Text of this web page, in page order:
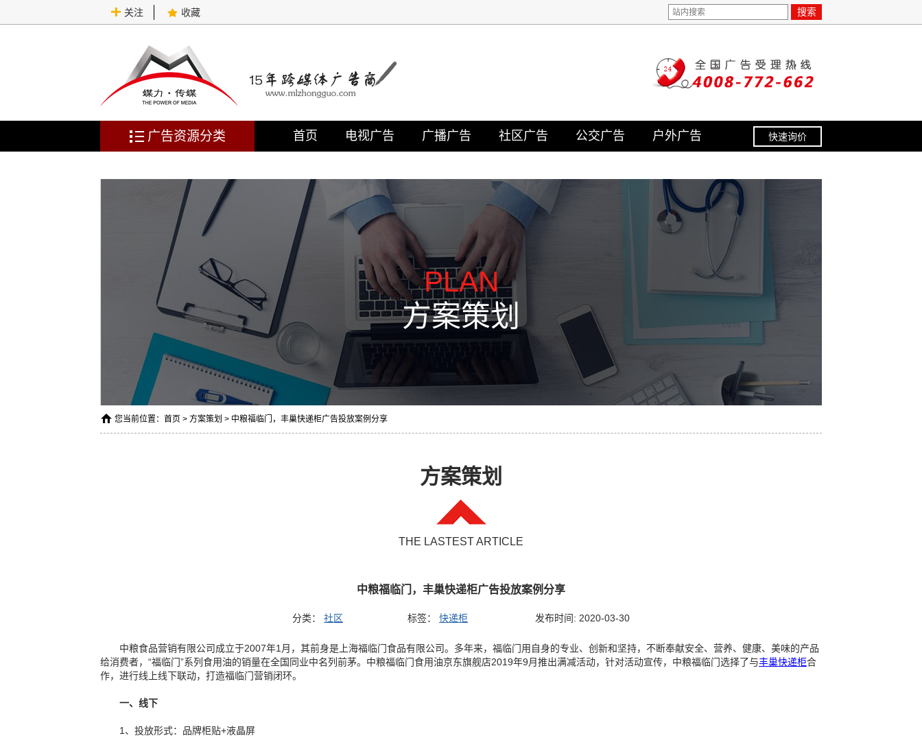
关注 收藏 搜索
广告资源分类 首页 电视广告 广播广告 社区广告 公交广告 户外广告 快速询价
PLAN
方案策划
您当前位置： 首页 > 方案策划 > 中粮福临门，丰巢快递柜广告投放案例分享
方案策划
THE LASTEST ARTICLE
中粮福临门，丰巢快递柜广告投放案例分享
分类： 社区 标签： 快递柜 发布时间: 2020-03-30
中粮食品营销有限公司成立于2007年1月，其前身是上海福临门食品有限公司。多年来，福临门用自身的专业、创新和坚持，不断奉献安全、营养、健康、美味的产品
给消费者，“福临门”系列食用油的销量在全国同业中名列前茅。 中粮福临门食用油京东旗舰店2019年9月推出满减活动，针对活动宣传，中粮福临门选择了与丰巢快递柜合
作，进行线上线下联动，打造福临门营销闭环。
一、线下
1、投放形式：品牌柜贴+液晶屏